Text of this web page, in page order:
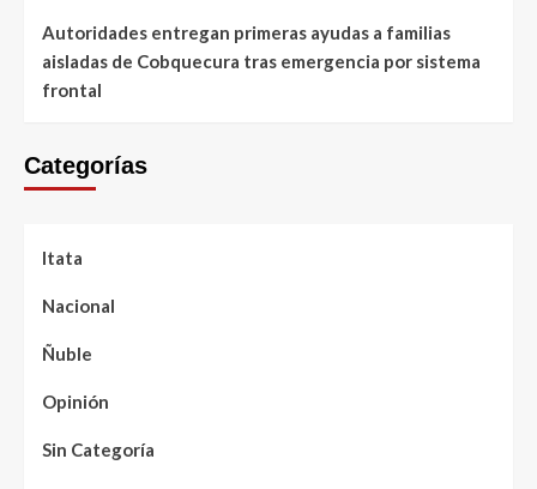
Autoridades entregan primeras ayudas a familias
aisladas de Cobquecura tras emergencia por sistema
frontal
Categorías
Itata
Nacional
Ñuble
Opinión
Sin Categoría